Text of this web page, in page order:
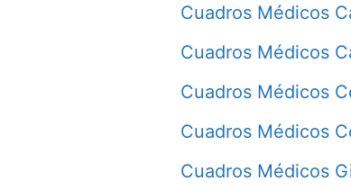
Cuadros Médicos
Cuadros Médicos
Cuadros Médicos
Cuadros Médicos
Cuadros Médicos